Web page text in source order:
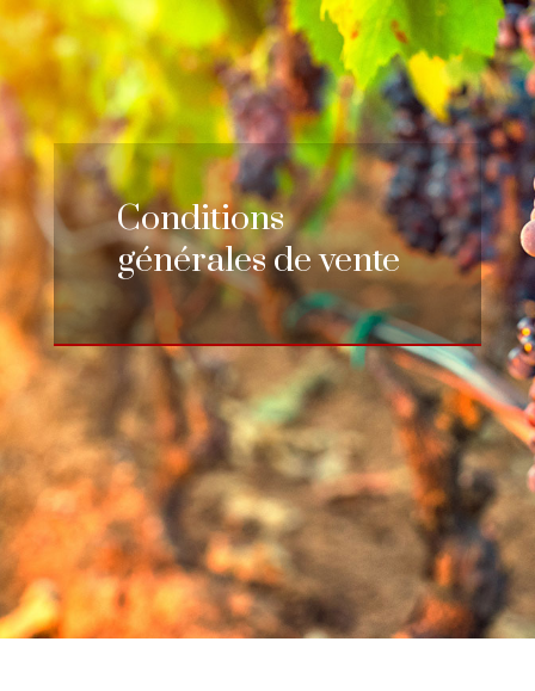
Conditions
générales de vente